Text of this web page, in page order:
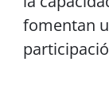
fomentan